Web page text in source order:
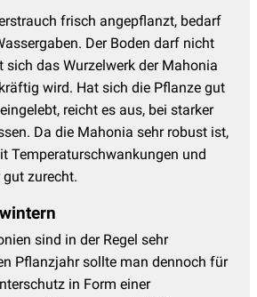
frisch angepflanzt, bedarf
Der Boden darf nicht
sich das Wurzelwerk der Mahonia
wird. Hat sich die Pflanze gut
reicht es aus, bei starker
Da die Mahonia sehr robust ist,
Temperaturschwankungen und
zurecht.
sind in der Regel sehr
Pflanzjahr sollte man dennoch für
in Form einer